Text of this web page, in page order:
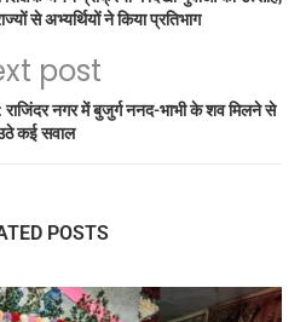
से अभ्यर्थियों ने किया प्रतिभाग
post
नगर में बुजुर्ग ननद-भाभी के शव मिलने से
कई सवाल
POSTS